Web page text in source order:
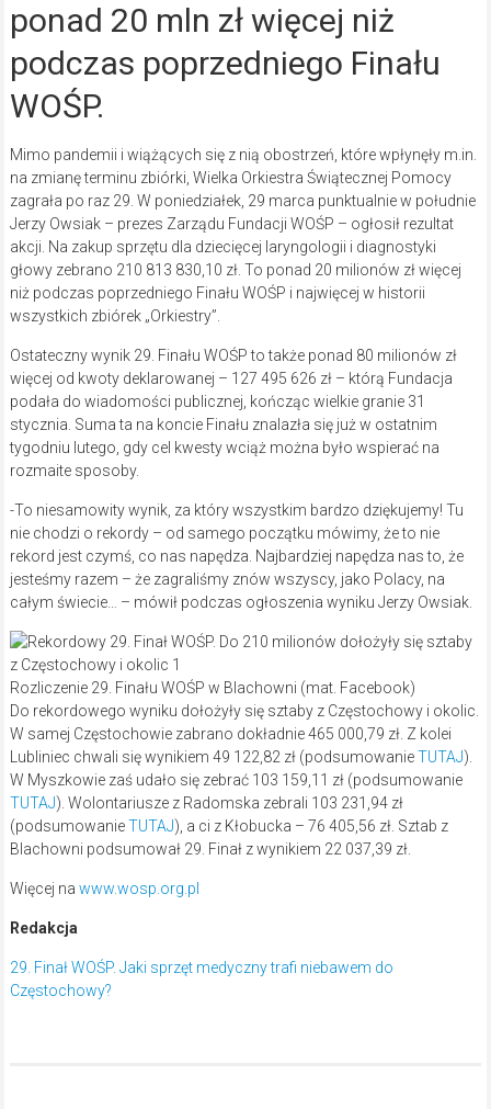
ponad 20 mln zł więcej niż
podczas poprzedniego Finału
WOŚP.
Mimo pandemii i wiążących się z nią obostrzeń, które wpłynęły m.in.
na zmianę terminu zbiórki, Wielka Orkiestra Świątecznej Pomocy
zagrała po raz 29. W poniedziałek, 29 marca punktualnie w południe
Jerzy Owsiak – prezes Zarządu Fundacji WOŚP – ogłosił rezultat
akcji. Na zakup sprzętu dla dziecięcej laryngologii i diagnostyki
głowy zebrano 210 813 830,10 zł. To ponad 20 milionów zł więcej
niż podczas poprzedniego Finału WOŚP i najwięcej w historii
wszystkich zbiórek „Orkiestry”.
Ostateczny wynik 29. Finału WOŚP to także ponad 80 milionów zł
więcej od kwoty deklarowanej – 127 495 626 zł – którą Fundacja
podała do wiadomości publicznej, kończąc wielkie granie 31
stycznia. Suma ta na koncie Finału znalazła się już w ostatnim
tygodniu lutego, gdy cel kwesty wciąż można było wspierać na
rozmaite sposoby.
-To niesamowity wynik, za który wszystkim bardzo dziękujemy! Tu
nie chodzi o rekordy – od samego początku mówimy, że to nie
rekord jest czymś, co nas napędza. Najbardziej napędza nas to, że
jesteśmy razem – że zagraliśmy znów wszyscy, jako Polacy, na
całym świecie… – mówił podczas ogłoszenia wyniku Jerzy Owsiak.
Rozliczenie 29. Finału WOŚP w Blachowni (mat. Facebook)
Do rekordowego wyniku dołożyły się sztaby z Częstochowy i okolic.
W samej Częstochowie zabrano dokładnie 465 000,79 zł. Z kolei
Lubliniec chwali się wynikiem 49 122,82 zł (podsumowanieTUTAJ).
W Myszkowie zaś udało się zebrać 103 159,11 zł (podsumowanie
TUTAJ). Wolontariusze z Radomska zebrali 103 231,94 zł
(podsumowanieTUTAJ), a ci z Kłobucka – 76 405,56 zł. Sztab z
Blachowni podsumował 29. Finał z wynikiem 22 037,39 zł.
Więcej na www.wosp.org.pl
Redakcja
29. Finał WOŚP. Jaki sprzęt medyczny trafi niebawem do
Częstochowy?